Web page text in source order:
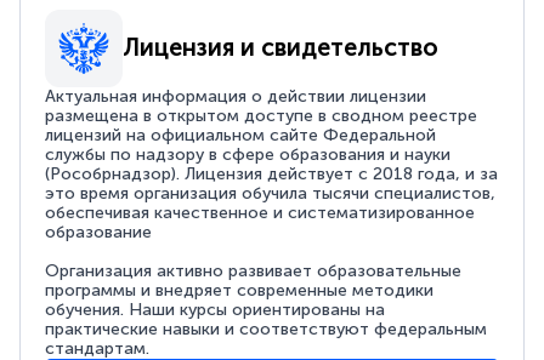
Лицензия и свидетельство
Актуальная информация о действии лицензии
размещена в открытом доступе в сводном реестре
лицензий на официальном сайте Федеральной
службы по надзору в сфере образования и науки
(Рособрнадзор). Лицензия действует с 2018 года, и за
это время организация обучила тысячи специалистов,
обеспечивая качественное и систематизированное
образование
Организация активно развивает образовательные
программы и внедряет современные методики
обучения. Наши курсы ориентированы на
практические навыки и соответствуют федеральным
стандартам.